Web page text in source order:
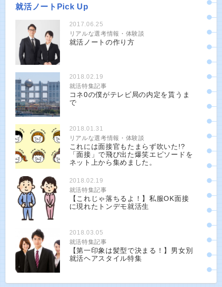
就活ノートPick Up
2017.06.25
リアルな選考情報・体験談
就活ノートの作り方
2018.02.19
就活特集記事
コネ0の僕がテレビ局の内定を貰うま
で
2018.01.31
リアルな選考情報・体験談
これには面接官もたまらず吹いた!?
「面接」で飛び出た爆笑エピソードを
ネット上から集めました。
2018.02.19
就活特集記事
【これじゃ落ちるよ！】私服OK面接
に現れたトンデモ就活生
2018.03.05
就活特集記事
【第一印象は髪型で決まる！】男女別
就活ヘアスタイル特集